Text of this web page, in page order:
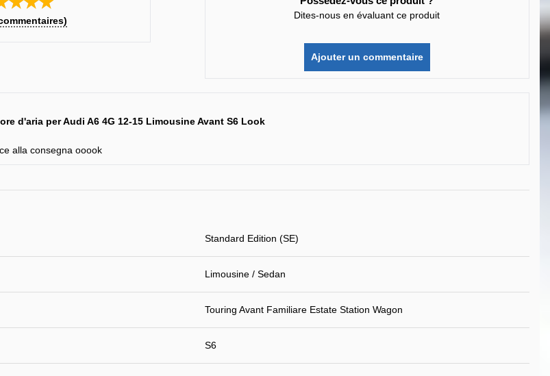
Dites-nous en évaluant ce produit
Ajouter un commentaire
d'aria per Audi A6 4G 12-15 Limousine Avant S6 Look
alla consegna ooook
Standard Edition (SE)
Limousine / Sedan
Touring Avant Familiare Estate Station Wagon
S6